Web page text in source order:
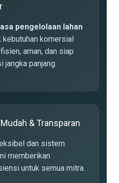
pengelolaan lahan
kebutuhan komersial
aman, dan siap
jangka panjang.
& Transparan
dan sistem
memberikan
untuk semua mitra.